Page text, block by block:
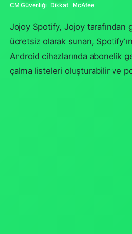
CM Güvenliği Dikkat McAfee
Jojoy Spotify, Jojoy
ücretsiz olarak sunan,
Android cihazlarında abonelik
çalma listeleri oluşturabilir ve